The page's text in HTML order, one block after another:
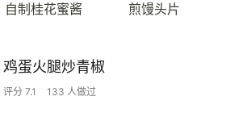
自制桂花蜜酱 煎馒头片
鸡蛋火腿炒青椒
评分 7.1 133 人做过